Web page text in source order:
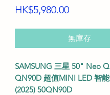
HK$5,980.00價
無庫存
SAMSUNG 三星 50" Neo
QN90D 超值MINI LED 智
(2025) 50QN90D